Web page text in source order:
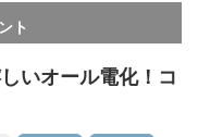
ト
いオール電化！コ